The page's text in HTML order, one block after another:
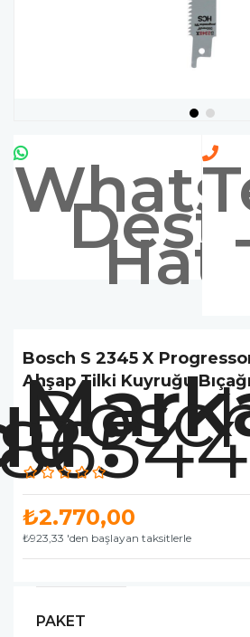
Bosch S 2345 X
Ahşap Tilki Kuyruğu Bıçağı
₺2.770,00
₺923,33 'den başlayan taksitlerle
PAKET